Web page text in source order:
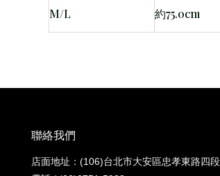
M/L 約75.0cm
聯絡我們
店面地址：(106)台北市大安區忠孝東路四